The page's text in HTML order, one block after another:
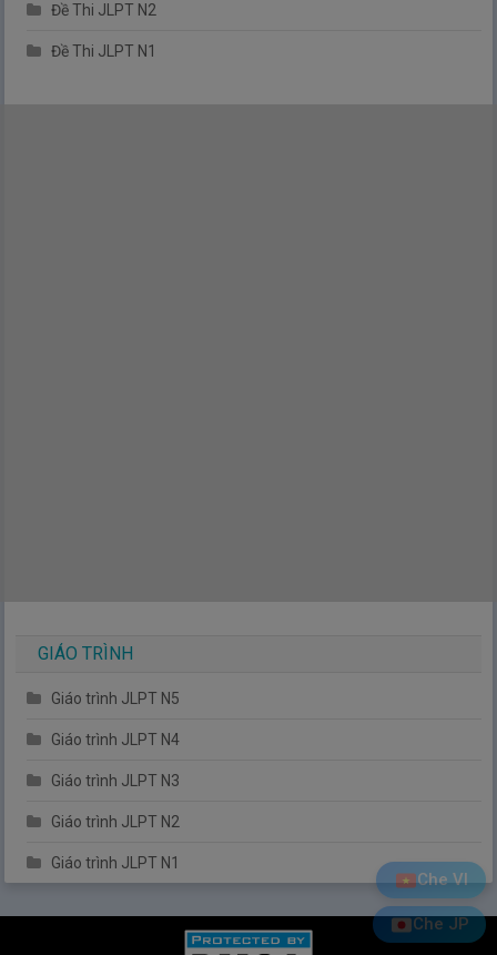
Che JP
Che VI
Đề Thi JLPT N2
Đề Thi JLPT N1
GIÁO TRÌNH
Giáo trình JLPT N5
Giáo trình JLPT N4
Giáo trình JLPT N3
Giáo trình JLPT N2
Giáo trình JLPT N1